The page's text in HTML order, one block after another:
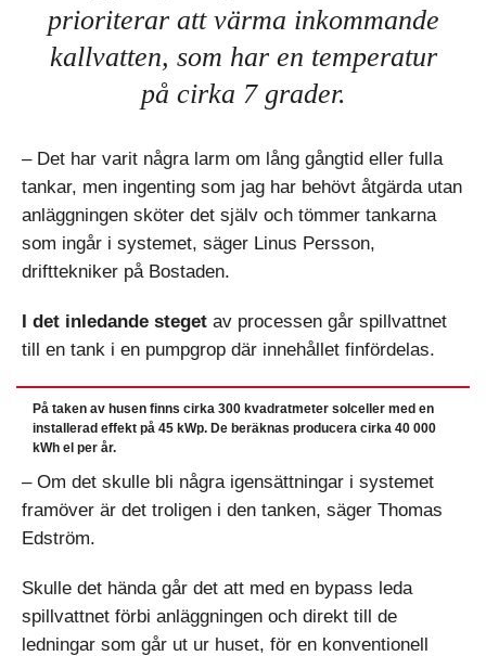
prioriterar att värma inkommande
kallvatten, som har en temperatur
på cirka 7 grader.
– Det har varit några larm om lång gångtid eller fulla
tankar, men ingenting som jag har behövt åtgärda utan
anläggningen sköter det själv och tömmer tankarna
som ingår i systemet, säger Linus Persson,
drifttekniker på Bostaden.
I det inledande steget av processen går spillvattnet
till en tank i en pumpgrop där innehållet finfördelas.
På taken av husen finns cirka 300 kvadratmeter solceller med en
installerad effekt på 45 kWp. De beräknas producera cirka 40 000
kWh el per år.
– Om det skulle bli några igensättningar i systemet
framöver är det troligen i den tanken, säger Thomas
Edström.
Skulle det hända går det att med en bypass leda
spillvattnet förbi anläggningen och direkt till de
ledningar som går ut ur huset, för en konventionell